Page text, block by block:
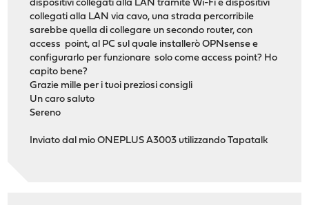
dispositivi collegati alla LAN tramite Wi-Fi e dispositivi
collegati alla LAN via cavo, una strada percorribile
sarebbe quella di collegare un secondo router, con
access point, al PC sul quale installerò OPNsense e
configurarlo per funzionare solo come access point? Ho
capito bene?
Grazie mille per i tuoi preziosi consigli
Un caro saluto
Sereno
Inviato dal mio ONEPLUS A3003 utilizzando Tapatalk